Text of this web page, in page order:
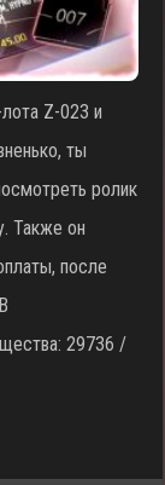
Z-023 и
ты
ролик
Также он
после
29736 /